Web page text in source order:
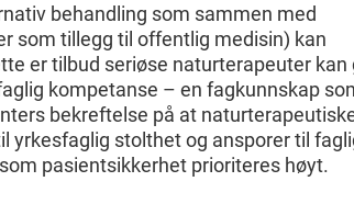
behandling som sammen med
som tillegg til offentlig medisin) kan
er tilbud seriøse naturterapeuter kan
kompetanse – en fagkunnskap
bekreftelse på at
yrkesfaglig stolthet og ansporer til
pasientsikkerhet prioriteres høyt.